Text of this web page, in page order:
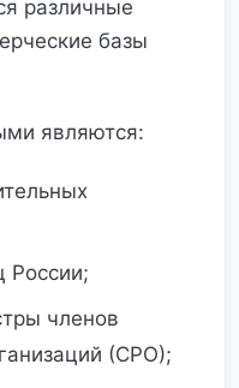
различные
базы
являются:
России;
членов
(СРО);